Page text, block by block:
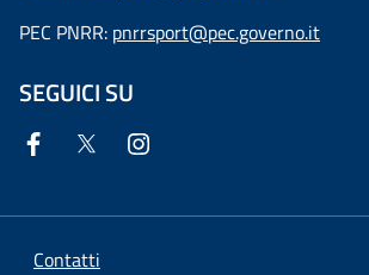
PEC PNRR: pnrrsport@pec.governo.it
SEGUICI SU
Contatti